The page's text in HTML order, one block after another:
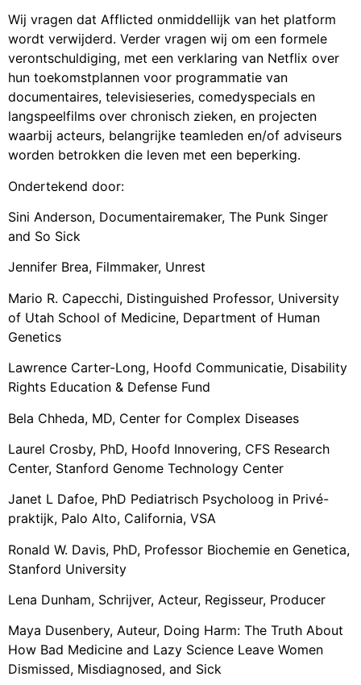
Wij vragen dat Afflicted onmiddellijk van het platform
wordt verwijderd. Verder vragen wij om een formele
verontschuldiging, met een verklaring van Netflix over
hun toekomstplannen voor programmatie van
documentaires, televisieseries, comedyspecials en
langspeelfilms over chronisch zieken, en projecten
waarbij acteurs, belangrijke teamleden en/of adviseurs
worden betrokken die leven met een beperking.
Ondertekend door:
Sini Anderson, Documentairemaker, The Punk Singer
and So Sick
Jennifer Brea, Filmmaker, Unrest
Mario R. Capecchi, Distinguished Professor, University
of Utah School of Medicine, Department of Human
Genetics
Lawrence Carter-Long, Hoofd Communicatie, Disability
Rights Education & Defense Fund
Bela Chheda, MD, Center for Complex Diseases
Laurel Crosby, PhD, Hoofd Innovering, CFS Research
Center, Stanford Genome Technology Center
Janet L Dafoe, PhD Pediatrisch Psycholoog in Privé-
praktijk, Palo Alto, California, VSA
Ronald W. Davis, PhD, Professor Biochemie en Genetica,
Stanford University
Lena Dunham, Schrijver, Acteur, Regisseur, Producer
Maya Dusenbery, Auteur, Doing Harm: The Truth About
How Bad Medicine and Lazy Science Leave Women
Dismissed, Misdiagnosed, and Sick